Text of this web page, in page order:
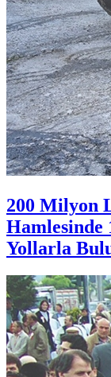
200 Milyon
Hamlesinde
Yollarla